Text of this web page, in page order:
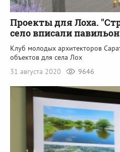
Проекты для Лоха.
село вписали
Клуб молодых архитекторов
объектов для села Лох
31 августа 2020
9646